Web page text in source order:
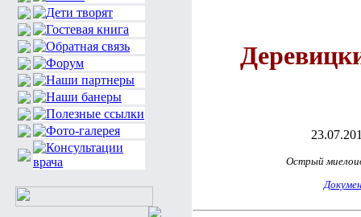
Острый